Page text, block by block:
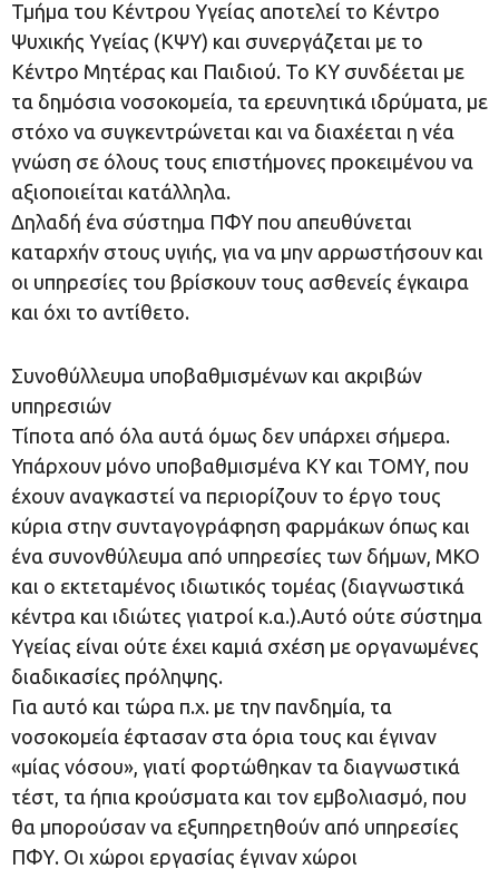
Τμήμα του Κέντρου Υγείας αποτελεί το Κέντρο
Ψυχικής Υγείας (ΚΨΥ) και συνεργάζεται με το
Κέντρο Μητέρας και Παιδιού. Το ΚΥ συνδέεται με
τα δημόσια νοσοκομεία, τα ερευνητικά ιδρύματα, με
στόχο να συγκεντρώνεται και να διαχέεται η νέα
γνώση σε όλους τους επιστήμονες προκειμένου να
αξιοποιείται κατάλληλα.
Δηλαδή ένα σύστημα ΠΦΥ που απευθύνεται
καταρχήν στους υγιής, για να μην αρρωστήσουν και
οι υπηρεσίες του βρίσκουν τους ασθενείς έγκαιρα
και όχι το αντίθετο.
Συνοθύλλευμα υποβαθμισμένων και ακριβών
υπηρεσιών
Τίποτα από όλα αυτά όμως δεν υπάρχει σήμερα.
Υπάρχουν μόνο υποβαθμισμένα ΚΥ και ΤΟΜΥ, που
έχουν αναγκαστεί να περιορίζουν το έργο τους
κύρια στην συνταγογράφηση φαρμάκων όπως και
ένα συνονθύλευμα από υπηρεσίες των δήμων, ΜΚΟ
και ο εκτεταμένος ιδιωτικός τομέας (διαγνωστικά
κέντρα και ιδιώτες γιατροί κ.α.).Αυτό ούτε σύστημα
Υγείας είναι ούτε έχει καμιά σχέση με οργανωμένες
διαδικασίες πρόληψης.
Για αυτό και τώρα π.χ. με την πανδημία, τα
νοσοκομεία έφτασαν στα όρια τους και έγιναν
«μίας νόσου», γιατί φορτώθηκαν τα διαγνωστικά
τέστ, τα ήπια κρούσματα και τον εμβολιασμό, που
θα μπορούσαν να εξυπηρετηθούν από υπηρεσίες
ΠΦΥ. Οι χώροι εργασίας έγιναν χώροι